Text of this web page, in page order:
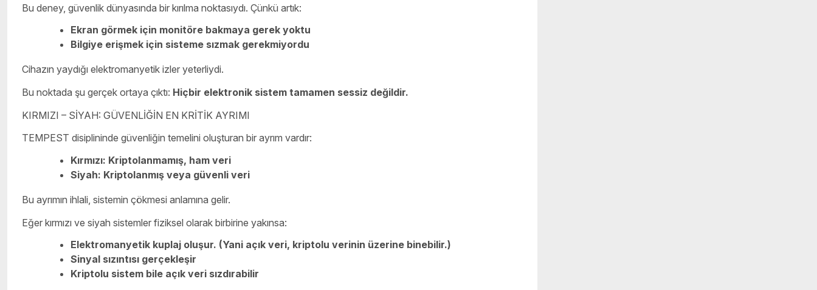
Bu deney, güvenlik dünyasında bir kırılma noktasıydı. Çünkü artık:
Ekran görmek için monitöre bakmaya gerek yoktu
Bilgiye erişmek için sisteme sızmak gerekmiyordu
Cihazın yaydığı elektromanyetik izler yeterliydi.
Bu noktada şu gerçek ortaya çıktı: Hiçbir elektronik sistem tamamen sessiz değildir.
KIRMIZI – SİYAH: GÜVENLİĞİN EN KRİTİK AYRIMI
TEMPEST disiplininde güvenliğin temelini oluşturan bir ayrım vardır:
Kırmızı: Kriptolanmamış, ham veri
Siyah: Kriptolanmış veya güvenli veri
Bu ayrımın ihlali, sistemin çökmesi anlamına gelir.
Eğer kırmızı ve siyah sistemler fiziksel olarak birbirine yakınsa:
Elektromanyetik kuplaj oluşur. (Yani açık veri, kriptolu verinin üzerine binebilir.)
Sinyal sızıntısı gerçekleşir
Kriptolu sistem bile açık veri sızdırabilir